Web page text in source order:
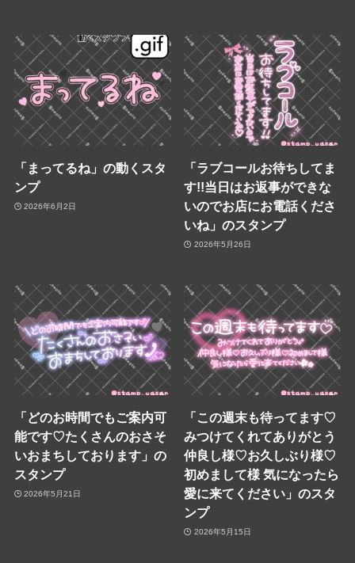
「まってるね」の動くスタ
ンプ
2026年6月2日
「ラブコールお待ちしてま
す!!当日はお返事ができな
いのでお店にお電話くださ
いね」のスタンプ
2026年5月26日
「どのお時間でもご案内可
能です♡たくさんのおさそ
いおまちしております」の
スタンプ
2026年5月21日
「この週末も待ってます♡
みつけてくれてありがとう
仲良し様♡お久しぶり様♡
初めまして様 気になったら
愛に来てください」のスタ
ンプ
2026年5月15日